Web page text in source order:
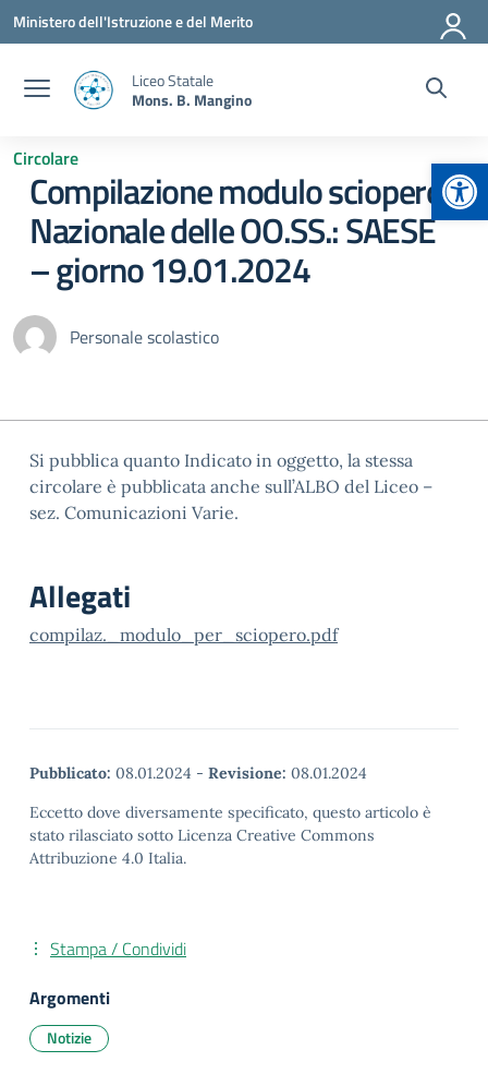
Vai ai contenuti
Vai al menu di navigazione
Vai al footer
Ministero dell'Istruzione e del Merito
Liceo Statale
Mons. B. Mangino
Circolare
Compilazione modulo sciopero
Nazionale delle OO.SS.: SAESE
– giorno 19.01.2024
Personale scolastico
Si pubblica quanto Indicato in oggetto, la stessa
circolare è pubblicata anche sull’ALBO del Liceo –
sez. Comunicazioni Varie.
Allegati
compilaz._modulo_per_sciopero.pdf
Pubblicato: 08.01.2024 - Revisione: 08.01.2024
Eccetto dove diversamente specificato, questo articolo è
stato rilasciato sotto Licenza Creative Commons
Attribuzione 4.0 Italia.
Stampa / Condividi
Argomenti
Notizie